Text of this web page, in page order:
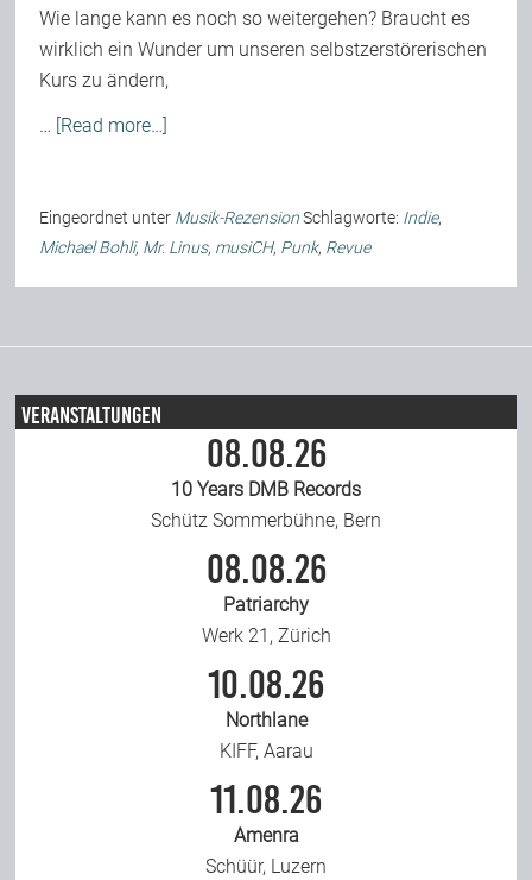
Kontakt
Team
Join Us
Wie lange kann es noch so weitergehen? Braucht es
wirklich ein Wunder um unseren selbstzerstörerischen
Kurs zu ändern,
… [Read more…]
Eingeordnet unter Musik-Rezension Schlagworte: Indie,
Michael Bohli, Mr. Linus, musiCH, Punk, Revue
Veranstaltungen
08.08.26
10 Years DMB Records
Schütz Sommerbühne, Bern
08.08.26
Patriarchy
Werk 21, Zürich
10.08.26
Northlane
KIFF, Aarau
11.08.26
Amenra
Schüür, Luzern